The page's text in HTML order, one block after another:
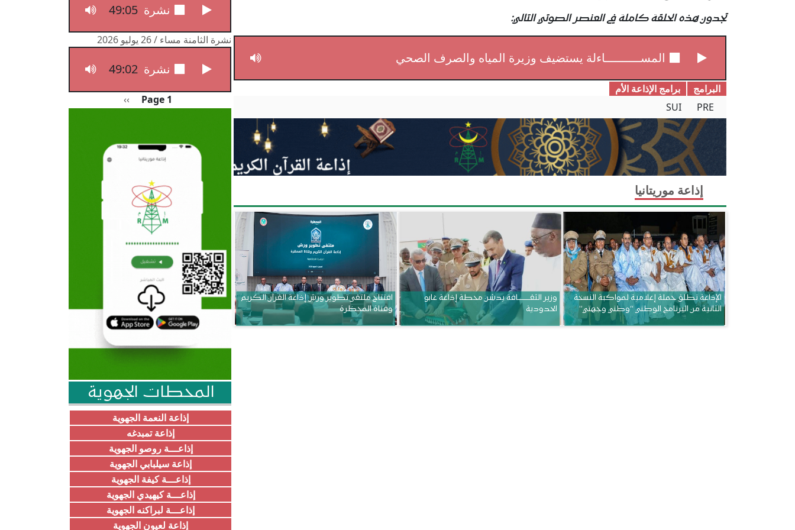
تجدون هذه الحلقة كاملة في العنصر الصوتي التالي:
المســــــــــاءلة يستضيف وزيرة المياه والصرف الصحي
البرامج
برامج الإذاعة الأم
PRE
SUI
إذاعة موريتانيا
الإذاعة تطلق حملة إعلامية لمواكبة النسخة
الثانية من البرنامج الوطني “وطني وجهتي”
وزير الثقــــــــــافة يدشن محطة إذاعة غابو
الحدودية
افتتاح ملتقى تطوير ورش إذاعة القرآن الكريم
وقناة المحظرة
نشرة الثامنة مساء / 27 يوليو 2026
49:05
نشرة الثامنة مساء / 26 يوليو 2026
نشرة الثامنة مساء / 26 يوليو 2026
49:02
Pagination
Page 1 الصفحة التالية
››
المحطات الجهوية
إذاعة النعمة الجهوية
إذاعة تمبدغه
إذاعـــة روصو الجهوية
إذاعة سيلبابي الجهوية
إذاعـــة كيفة الجهوية
إذاعـــة كيهيدي الجهوية
إذاعـــة لبراكنه الجهوية
إذاعة لعيون الجهوية